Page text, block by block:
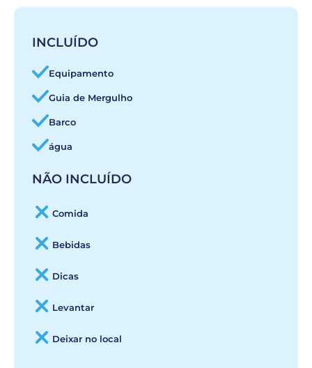
INCLUÍDO
Equipamento
Guia de Mergulho
Barco
água
NÃO INCLUÍDO
Comida
Bebidas
Dicas
Levantar
Deixar no local